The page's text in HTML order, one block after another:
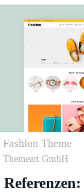
Fashion Theme
Themeart GmbH